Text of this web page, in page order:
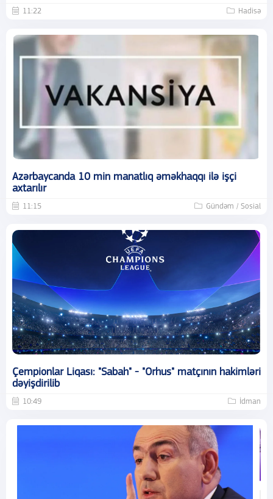
11:22 Hadisə
Azərbaycanda 10 min manatlıq əməkhaqqı ilə işçi
axtarılır
11:15 Gündəm / Sosial
Çempionlar Liqası: "Sabah" - "Orhus" matçının hakimləri
dəyişdirilib
10:49 İdman